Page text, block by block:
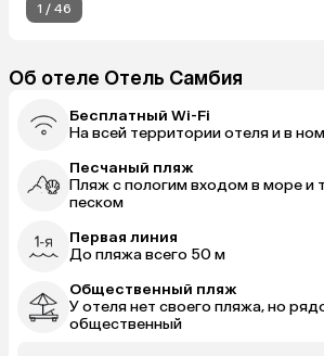
1 / 46
Об отеле Отель Самбия
Бесплатный Wi-Fi
На всей территории отеля и в
Песчаный пляж
Пляж с пологим входом в море и
песком
Первая линия
До пляжа всего 50 м
Общественный пляж
У отеля нет своего пляжа, но
общественный